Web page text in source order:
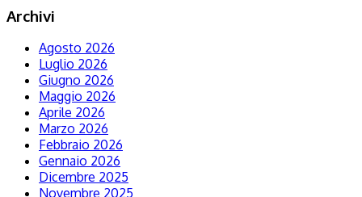
Archivi
Agosto 2026
Luglio 2026
Giugno 2026
Maggio 2026
Aprile 2026
Marzo 2026
Febbraio 2026
Gennaio 2026
Dicembre 2025
Novembre 2025